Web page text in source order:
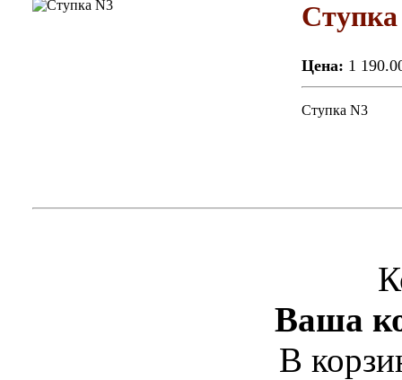
Цена: 1
Ступка N3
Ваша
В